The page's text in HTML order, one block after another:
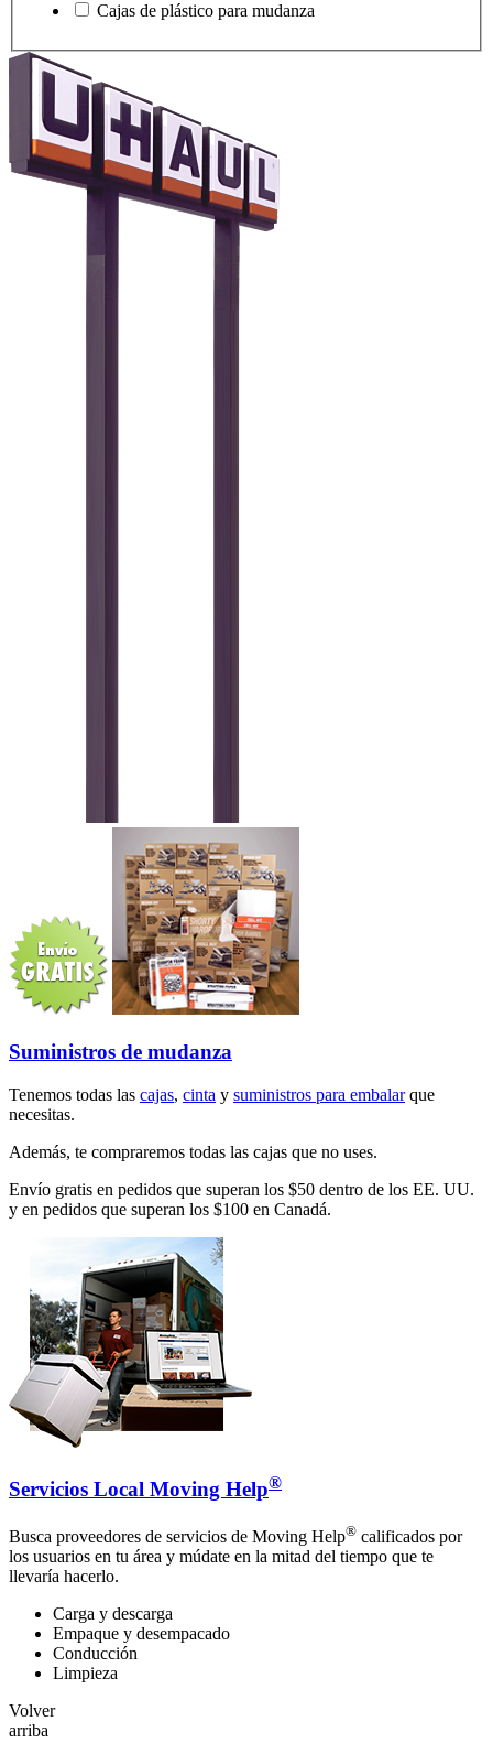
Cajas de plástico para mudanza
Suministros de mudanza
Tenemos todas las cajas, cinta y suministros para embalarque
necesitas.
Además, te compraremos todas las cajas que no uses.
Envío gratis en pedidos que superan los $50 dentro de los EE. UU.
y en pedidos que superan los $100 en Canadá.
Servicios Local Moving Help®
Busca proveedores de servicios de Moving Help® calificados por
los usuarios en tu área y múdate en la mitad del tiempo que te
llevaría hacerlo.
Carga y descarga
Empaque y desempacado
Conducción
Limpieza
Volver
arriba